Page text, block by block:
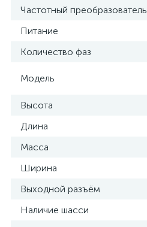
Частотный преобразователь
Питание
Количество фаз
Модель
Высота
Длина
Масса
Ширина
Выходной разъём
Наличие шасси